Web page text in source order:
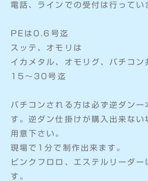
電話、ラインでの受付は行ってい
PEは0.6号迄
スッテ、オモリは
イカメタル、オモリグ、バチコン
15〜30号迄
バチコンされる方は必ず逆ダン一
す。逆ダン仕掛けが購入出来な
用意下さい。
現場で1分で制作出来ます。
ピンクフロロ、エステルリーダ
す。